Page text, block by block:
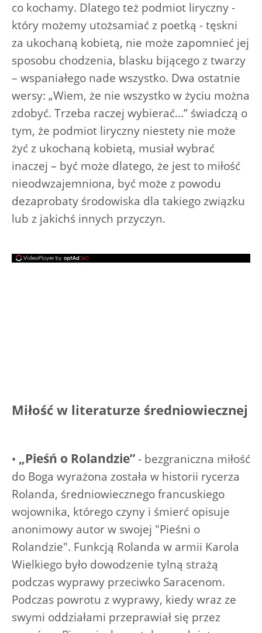
co kochamy. Dlatego też podmiot liryczny -
który możemy utożsamiać z poetką - tęskni
za ukochaną kobietą, nie może zapomnieć jej
sposobu chodzenia, blasku bijącego z twarzy
– wspaniałego nade wszystko. Dwa ostatnie
wersy: „Wiem, że nie wszystko w życiu można
zdobyć. Trzeba raczej wybierać...” świadczą o
tym, że podmiot liryczny niestety nie może
żyć z ukochaną kobietą, musiał wybrać
inaczej – być może dlatego, że jest to miłość
nieodwzajemniona, być może z powodu
dezaprobaty środowiska dla takiego związku
lub z jakichś innych przyczyn.
Miłość w literaturze średniowiecznej
• „Pieśń o Rolandzie”- bezgraniczna miłość
do Boga wyrażona została w historii rycerza
Rolanda, średniowiecznego francuskiego
wojownika, którego czyny i śmierć opisuje
anonimowy autor w swojej "Pieśni o
Rolandzie". Funkcją Rolanda w armii Karola
Wielkiego było dowodzenie tylną strażą
podczas wyprawy przeciwko Saracenom.
Podczas powrotu z wyprawy, kiedy wraz ze
swymi oddziałami przeprawiał się przez